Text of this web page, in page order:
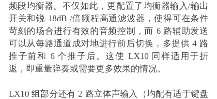
频段均衡器。不仅如此，更配置了均衡器输入/输出
开关和锐 18dB /倍频程高通滤波器，使得可在条件
苛刻的场合进行有效的音频控制，而 6 路辅助发送
可以从每路通道成对地进行前后切换，多提供 4 路
推子前和 6 个推子后。这使 LX10 同样适用于折
返，即重量弹奏或需要更多效果的情况。
LX10 组部分还有 2 路立体声输入（均配有适于键盘